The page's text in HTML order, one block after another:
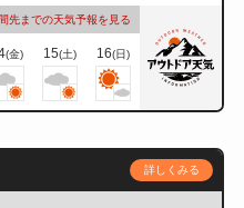
先までの天気予報を見る
(金) 15(土) 16(日)
詳しくみる